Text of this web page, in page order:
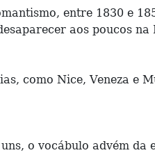
entre 1830 e
aos poucos na
como Nice, Veneza e
o vocábulo advém da